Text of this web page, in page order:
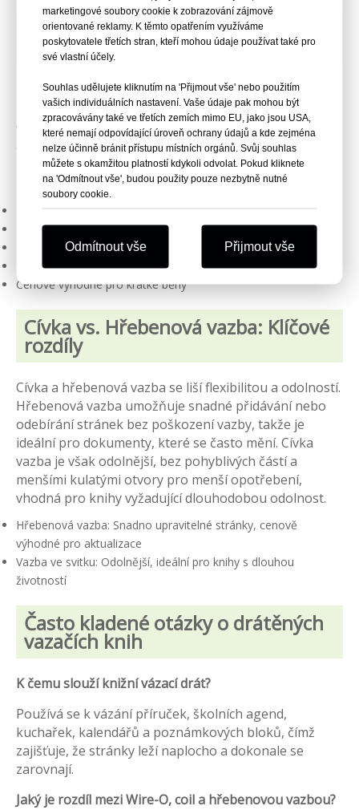
Vlastnosti plastového
hřebenového vázání
Plastová hřebenová vazba používá vlákno s
pravidelně rozmístěnými zuby, které lze otevřít pro
vkládání nebo vyjímání stránek, takže je ideální pro
dokumenty, které vyžadují aktualizace. Podporuje tisk
na hřbetu, dodává se ve více barvách a zajišťuje
zarovnání stránek.
Podporuje otisk páteře pro přizpůsobení
Dostupné ve více barvách
Zajišťuje dokonalé zarovnání stránek
Cenově výhodné pro krátké běhy
Cívka vs. Hřebenová vazba: Klíčové
rozdíly
Cívka a hřebenová vazba se liší flexibilitou a odolností.
Hřebenová vazba umožňuje snadné přidávání nebo
odebírání stránek bez poškození vazby, takže je
ideální pro dokumenty, které se často mění. Cívka
vazba je však odolnější, bez pohyblivých částí a
menšími kulatými otvory pro menší opotřebení,
vhodná pro knihy vyžadující dlouhodobou odolnost.
Hřebenová vazba: Snadno upravitelné stránky, cenově
výhodné pro aktualizace
Vazba ve svitku: Odolnější, ideální pro knihy s dlouhou
životností
Často kladené otázky o drátěných
vazačích knih
K čemu slouží knižní vázací drát?
Používá se k vázání příruček, školních agend,
kuchařek, kalendářů a poznámkových bloků, čímž
zajišťuje, že stránky leží naplocho a dokonale se
zarovnají.
Jaký je rozdíl mezi Wire-O, coil a hřebenovou vazbou?
marketingové soubory cookie k zobrazování zájmově
orientované reklamy. K těmto opatřením využíváme
poskytovatele třetích stran, kteří mohou údaje používat také pro
své vlastní účely.
Souhlas udělujete kliknutím na 'Přijmout vše' nebo použitím
vašich individuálních nastavení. Vaše údaje pak mohou být
zpracovávány také ve třetích zemích mimo EU, jako jsou USA,
které nemají odpovídající úroveň ochrany údajů a kde zejména
nelze účinně bránit přístupu místních orgánů. Svůj souhlas
můžete s okamžitou platností kdykoli odvolat. Pokud kliknete
na 'Odmítnout vše', budou použity pouze nezbytně nutné
soubory cookie.
Odmítnout vše Přijmout vše